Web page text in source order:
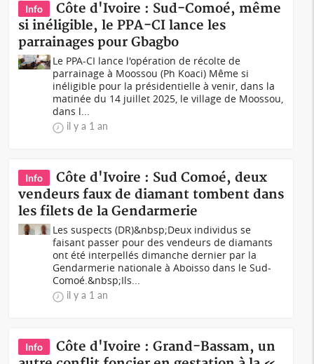
Info
Côte d'Ivoire : Sud-Comoé, même
si inéligible, le PPA-CI lance les
parrainages pour Gbagbo
Le PPA-CI lance l'opération de récolte de
parrainage à Moossou (Ph Koaci) Même si
inéligible pour la présidentielle à venir, dans la
matinée du 14 juillet 2025, le village de Moossou,
dans l...
il y a 1 an
Info
Côte d'Ivoire : Sud Comoé, deux
vendeurs faux de diamant tombent dans
les filets de la Gendarmerie
Les suspects (DR)&nbsp;Deux individus se
faisant passer pour des vendeurs de diamants
ont été interpellés dimanche dernier par la
Gendarmerie nationale à Aboisso dans le Sud-
Comoé.&nbsp;Ils...
il y a 1 an
Info
Côte d'Ivoire : Grand-Bassam, un